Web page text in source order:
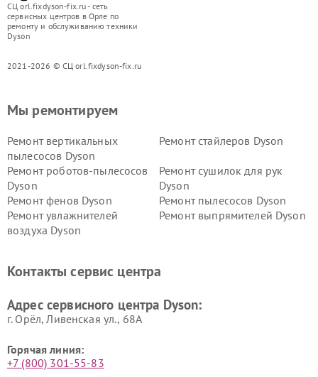
СЦ orl.fixdyson-fix.ru - сеть
сервисных центров в Орле по
ремонту и обслуживанию техники
Dyson
2021-2026 © СЦ orl.fixdyson-fix.ru
Мы ремонтируем
Ремонт вертикальных
пылесосов Dyson
Ремонт стайлеров Dyson
Ремонт роботов-пылесосов
Dyson
Ремонт сушилок для рук
Dyson
Ремонт фенов Dyson
Ремонт пылесосов Dyson
Ремонт увлажнителей
воздуха Dyson
Ремонт выпрямителей Dyson
Контакты сервис центра
Адрес сервисного центра Dyson:
г. Орёл, Ливенская ул., 68А
Горячая линия:
+7 (800) 301-55-83